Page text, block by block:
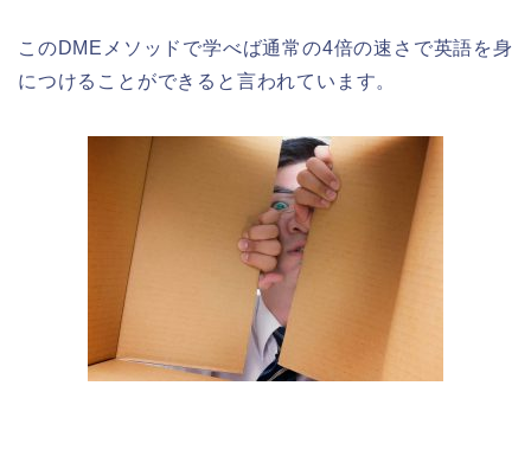
このDMEメソッドで学べば通常の4倍の速さで英語を身
につけることができると言われています。